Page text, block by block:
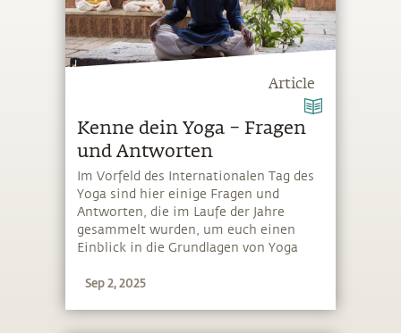
Article
Kenne dein Yoga – Fragen
und Antworten
Im Vorfeld des Internationalen Tag des
Yoga sind hier einige Fragen und
Antworten, die im Laufe der Jahre
gesammelt wurden, um euch einen
Einblick in die Grundlagen von Yoga
Sep 2, 2025